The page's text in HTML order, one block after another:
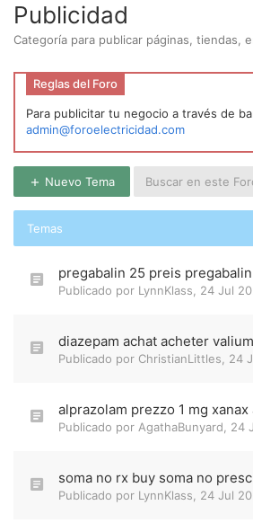
Publicidad
Categoría para publicar páginas, tiendas,
Reglas del Foro
Para publicitar tu negocio a través de
admin@foroelectricidad.com
Nuevo Tema
Temas
pregabalin 25 preis
Publicado por LynnKlass 24 Jul
diazepam achat acheter
Publicado por ChristianLittles 24
alprazolam prezzo 1 mg xanax
Publicado por AgathaBunyard 24
soma no rx buy soma no
Publicado por LynnKlass 24 Jul